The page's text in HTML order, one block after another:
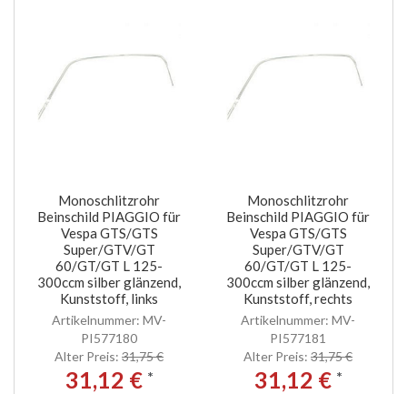
Monoschlitzrohr
Beinschild PIAGGIO für
Vespa GTS/GTS
Super/GTV/GT
60/GT/GT L 125-
300ccm silber glänzend,
Kunststoff, links
Artikelnummer: MV-
PI577180
Alter Preis: 31,75 €
31,12 € *
Monoschlitzrohr
Beinschild PIAGGIO für
Vespa GTS/GTS
Super/GTV/GT
60/GT/GT L 125-
300ccm silber glänzend,
Kunststoff, rechts
Artikelnummer: MV-
PI577181
Alter Preis: 31,75 €
31,12 € *